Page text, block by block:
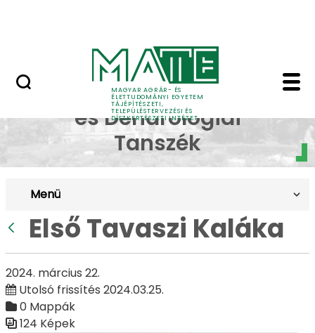
MAGYAR AGRÁR- ÉS
ÉLETTUDOMÁNYI EGYETEM
TÁJÉPÍTÉSZETI,
TELEPÜLÉSTERVEZÉSI ÉS
DÍSZKERTÉSZETI INTÉZET
Első Tavaszi Kaláka
Dísznövénytermesztési
és Dendrológiai
Tanszék
Menü
Első Tavaszi Kaláka
2024. március 22.
Utolsó frissítés 2024.03.25.
0 Mappák
124 Képek